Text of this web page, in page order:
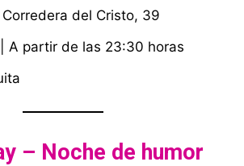
del Cristo, 39
A partir de las 23:30 horas
– Noche de humor